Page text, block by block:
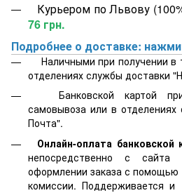
Курьером по Львову
76 грн.
Подробнее о доставке:
Наличными при получении в
отделениях службы доставки
Банковской картой
самовывоза или в
Почта".
Онлайн-оплата банковской
непосредственно с сайта
оформлении заказа с
комиссии. Поддерживается и